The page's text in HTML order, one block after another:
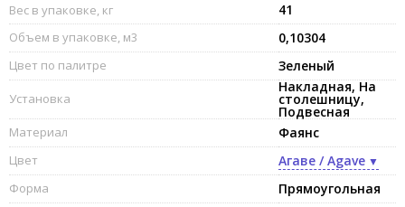
Вес в упаковке, кг 41
Объем в упаковке, м3 0,10304
Цвет по палитре Зеленый
Установка
Накладная, На
столешницу,
Подвесная
Материал Фаянс
Цвет Агаве / Agave
Форма Прямоугольная